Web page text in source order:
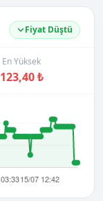
Fiyat Düştü
En Yüksek
123,40 ₺